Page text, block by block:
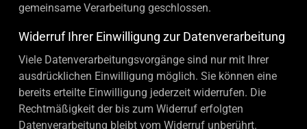
gemeinsame Verarbeitung geschlossen.
Widerruf Ihrer Einwilligung zur Datenverarbeitung
Viele Datenverarbeitungsvorgänge sind nur mit Ihrer
ausdrücklichen Einwilligung möglich. Sie können eine
bereits erteilte Einwilligung jederzeit widerrufen. Die
Rechtmäßigkeit der bis zum Widerruf erfolgten
Datenverarbeitung bleibt vom Widerruf unberührt.